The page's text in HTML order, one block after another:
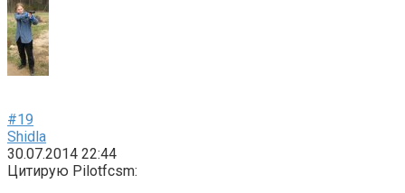
#19
Shidla
30.07.2014 22:44
Цитирую Pilotfcsm: